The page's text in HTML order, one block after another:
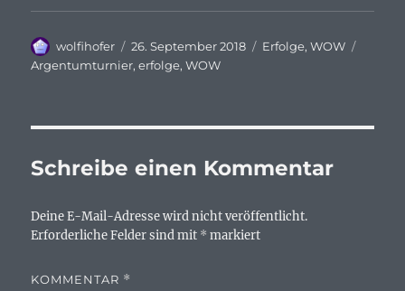
Autor
wolfihofer
Veröffentlicht
am
26. September 2018 Kategorien
Erfolge,WOW
Argentumturnier,erfolge,WOW
Schreibe einen Kommentar
Deine E-Mail-Adresse wird nicht veröffentlicht.
Erforderliche Felder sind mit * markiert
KOMMENTAR *